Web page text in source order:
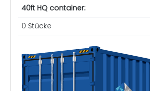
40ft HQ container:
0 Stücke